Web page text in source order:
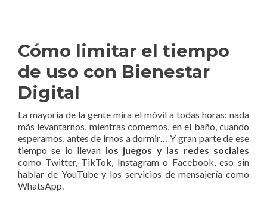
Cómo limitar el tiempo
de uso con Bienestar
Digital
La mayoría de la gente mira el móvil a todas horas: nada
más levantarnos, mientras comemos, en el baño, cuando
esperamos, antes de irnos a dormir… Y gran parte de ese
tiempo se lo llevan los juegos y las redes sociales
como Twitter, TikTok, Instagram o Facebook, eso sin
hablar de YouTube y los servicios de mensajería como
WhatsApp.